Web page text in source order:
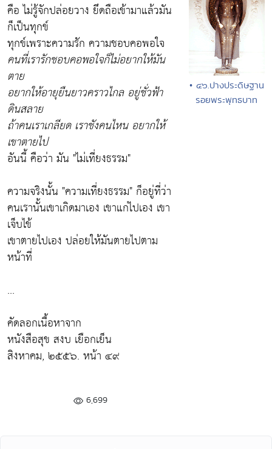
คือไม่รู้จักปล่อยวาง ยึดถือเข้ามาแล้วมัน
ก็เป็นทุกข์
ทุกข์เพราะความรัก ความชอบคอพอใจ
คนที่เรารักชอบคอพอใจก็ไม่อยากให้มัน
ตาย
อยากให้อายุยืนยาวคราวไกล อยู่ชั่วฟ้า
ดินสลาย
ถ้าคนเราเกลียด เราชังคนไหน อยากให้
เขาตายไป
อันนี้ คือว่า มัน "ไม่เที่ยงธรรม"
ความจริงนั้น "ความเที่ยงธรรม" ก็อยู่ที่ว่า
คนเรานั้นเขาเกิดมาเอง เขาแก่ไปเอง เขา
เจ็บไข้
เขาตายไปเอง ปล่อยให้มันตายไปตาม
หน้าที่
...
คัดลอกเนื้อหาจาก
หนังสือสุข สงบ เยือกเย็น
สิงหาคม, ๒๕๕๖. หน้า ๔๙
6,699
• ๔๖.ปางประดิษฐาน
รอยพระพุทธบาท